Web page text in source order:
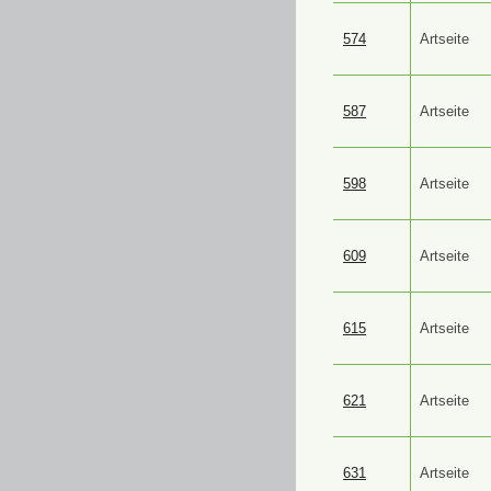
574 Artseite
587 Artseite
598 Artseite
609 Artseite
615 Artseite
621 Artseite
631 Artseite